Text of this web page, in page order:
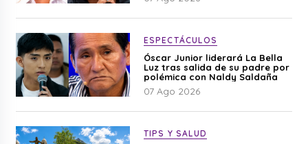
ESPECTÁCULOS
Óscar Junior liderará La Bella
Luz tras salida de su padre por
polémica con Naldy Saldaña
07 Ago 2026
TIPS Y SALUD